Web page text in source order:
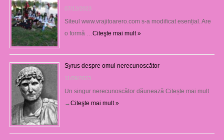
07/12/2023
Siteul www.vrajitoarero.com s-a modificat esențial. Are
o formă … Citeşte mai mult »
Syrus despre omul nerecunoscător
11/09/2023
Un singur nerecunoscător dăunează Citește mai mult
→Citeşte mai mult »